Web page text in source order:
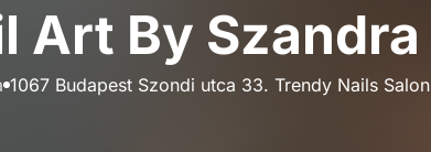
Art By Szandra
1067 Budapest Szondi utca 33. Trendy Nails Salon